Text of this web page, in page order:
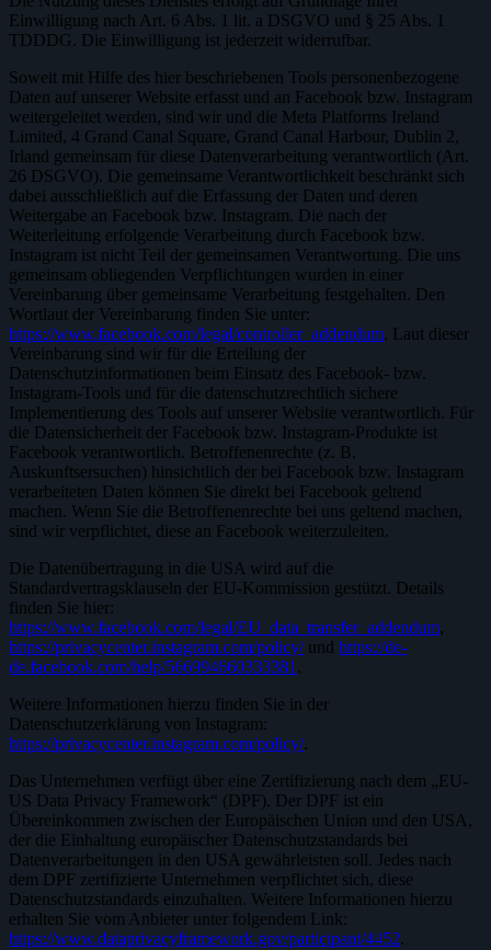
Einwilligung nach Art. 6 Abs. 1 lit. a DSGVO und § 25 Abs. 1
TDDDG. Die Einwilligung ist jederzeit widerrufbar.
Soweit mit Hilfe des hier beschriebenen Tools personenbezogene
Daten auf unserer Website erfasst und an Facebook bzw. Instagram
weitergeleitet werden, sind wir und die Meta Platforms Ireland
Limited, 4 Grand Canal Square, Grand Canal Harbour, Dublin 2,
Irland gemeinsam für diese Datenverarbeitung verantwortlich (Art.
26 DSGVO). Die gemeinsame Verantwortlichkeit beschränkt sich
dabei ausschließlich auf die Erfassung der Daten und deren
Weitergabe an Facebook bzw. Instagram. Die nach der
Weiterleitung erfolgende Verarbeitung durch Facebook bzw.
Instagram ist nicht Teil der gemeinsamen Verantwortung. Die uns
gemeinsam obliegenden Verpflichtungen wurden in einer
Vereinbarung über gemeinsame Verarbeitung festgehalten. Den
Wortlaut der Vereinbarung finden Sie unter:
https://www.facebook.com/legal/controller_addendum. Laut dieser
Vereinbarung sind wir für die Erteilung der
Datenschutzinformationen beim Einsatz des Facebook- bzw.
Instagram-Tools und für die datenschutzrechtlich sichere
Implementierung des Tools auf unserer Website verantwortlich. Für
die Datensicherheit der Facebook bzw. Instagram-Produkte ist
Facebook verantwortlich. Betroffenenrechte (z. B.
Auskunftsersuchen) hinsichtlich der bei Facebook bzw. Instagram
verarbeiteten Daten können Sie direkt bei Facebook geltend
machen. Wenn Sie die Betroffenenrechte bei uns geltend machen,
sind wir verpflichtet, diese an Facebook weiterzuleiten.
Die Datenübertragung in die USA wird auf die
Standardvertragsklauseln der EU-Kommission gestützt. Details
finden Sie hier:
https://www.facebook.com/legal/EU_data_transfer_addendum,
https://privacycenter.instagram.com/policy/und https://de-
de.facebook.com/help/566994660333381 .
Weitere Informationen hierzu finden Sie in der
Datenschutzerklärung von Instagram:
https://privacycenter.instagram.com/policy/.
Das Unternehmen verfügt über eine Zertifizierung nach dem „EU-
US Data Privacy Framework“ (DPF). Der DPF ist ein
Übereinkommen zwischen der Europäischen Union und den USA,
der die Einhaltung europäischer Datenschutzstandards bei
Datenverarbeitungen in den USA gewährleisten soll. Jedes nach
dem DPF zertifizierte Unternehmen verpflichtet sich, diese
Datenschutzstandards einzuhalten. Weitere Informationen hierzu
erhalten Sie vom Anbieter unter folgendem Link:
https://www.dataprivacyframework.gov/participant/4452.